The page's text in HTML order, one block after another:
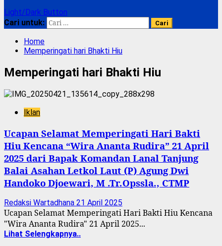
Light/Dark Button
Cari untuk:
Home
Memperingati hari Bhakti Hiu
Memperingati hari Bhakti Hiu
Iklan
Ucapan Selamat Memperingati Hari Bakti
Hiu Kencana “Wira Ananta Rudira” 21 April
2025 dari Bapak Komandan Lanal Tanjung
Balai Asahan Letkol Laut (P) Agung Dwi
Handoko Djoewari, M .Tr.Opssla., CTMP
Redaksi Wartadhana 21 April 2025
Ucapan Selamat Memperingati Hari Bakti Hiu Kencana
"Wira Ananta Rudira" 21 April 2025...
Lihat Selengkapnya..